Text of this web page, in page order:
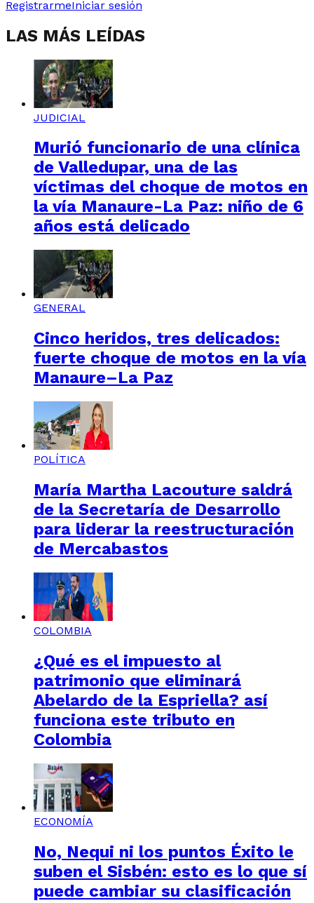
RegistrarmeIniciar sesión
LAS MÁS LEÍDAS
JUDICIAL
Murió funcionario de una clínica
de Valledupar, una de las
víctimas del choque de motos en
la vía Manaure-La Paz: niño de 6
años está delicado
GENERAL
Cinco heridos, tres delicados:
fuerte choque de motos en la vía
Manaure–La Paz
POLÍTICA
María Martha Lacouture saldrá
de la Secretaría de Desarrollo
para liderar la reestructuración
de Mercabastos
COLOMBIA
¿Qué es el impuesto al
patrimonio que eliminará
Abelardo de la Espriella? así
funciona este tributo en
Colombia
ECONOMÍA
No, Nequi ni los puntos Éxito le
suben el Sisbén: esto es lo que sí
puede cambiar su clasificación